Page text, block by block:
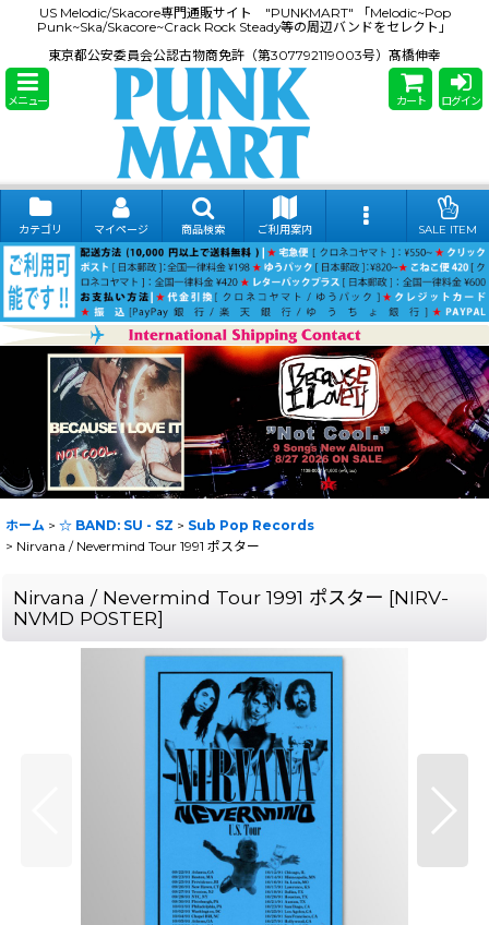
US Melodic/Skacore専門通販サイト "PUNKMART" 「Melodic~Pop
Punk~Ska/Skacore~Crack Rock Steady等の周辺バンドをセレクト」
東京都公安委員会公認古物商免許（第307792119003号）髙橋伸幸
メニュー カート ログイン
カテゴリ マイページ 商品検索 ご利用案内 SALE ITEM
ホーム > ☆ BAND: SU - SZ > Sub Pop Records
> Nirvana / Nevermind Tour 1991 ポスター
Nirvana / Nevermind Tour 1991 ポスター [NIRV-
NVMD POSTER]